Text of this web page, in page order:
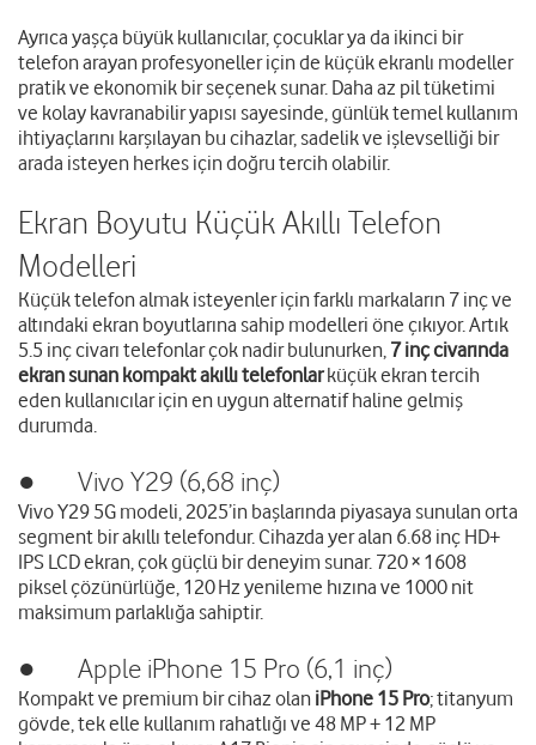
Ayrıca yaşça büyük kullanıcılar, çocuklar ya da ikinci bir
telefon arayan profesyoneller için de küçük ekranlı modeller
pratik ve ekonomik bir seçenek sunar. Daha az pil tüketimi
ve kolay kavranabilir yapısı sayesinde, günlük temel kullanım
ihtiyaçlarını karşılayan bu cihazlar, sadelik ve işlevselliği bir
arada isteyen herkes için doğru tercih olabilir.
Ekran Boyutu Küçük Akıllı Telefon
Modelleri
Küçük telefon almak isteyenler için farklı markaların 7 inç ve
altındaki ekran boyutlarına sahip modelleri öne çıkıyor. Artık
5.5 inç civarı telefonlar çok nadir bulunurken, 7 inç civarında
ekran sunan kompakt akıllı telefonlarküçük ekran tercih
eden kullanıcılar için en uygun alternatif haline gelmiş
durumda.
● Vivo Y29 (6,68 inç)
Vivo Y29 5G modeli, 2025’in başlarında piyasaya sunulan orta
segment bir akıllı telefondur. Cihazda yer alan 6.68 inç HD+
IPS LCD ekran, çok güçlü bir deneyim sunar. 720 × 1608
piksel çözünürlüğe, 120 Hz yenileme hızına ve 1000 nit
maksimum parlaklığa sahiptir.
● Apple iPhone 15 Pro (6,1 inç)
Kompakt ve premium bir cihaz olan iPhone 15 Pro; titanyum
gövde, tek elle kullanım rahatlığı ve 48 MP + 12 MP